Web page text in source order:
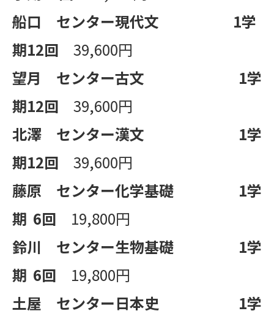
船口 センター現代文
1学
期12回 39,600円
望月 センター古文
1学
期12回 39,600円
北澤 センター漢文
1学
期12回 39,600円
藤原 センター化学基礎
1学
期 6回 19,800円
鈴川 センター生物基礎
1学
期 6回 19,800円
土屋 センター日本史
1学